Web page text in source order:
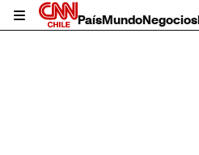
PaísMundoNegocios